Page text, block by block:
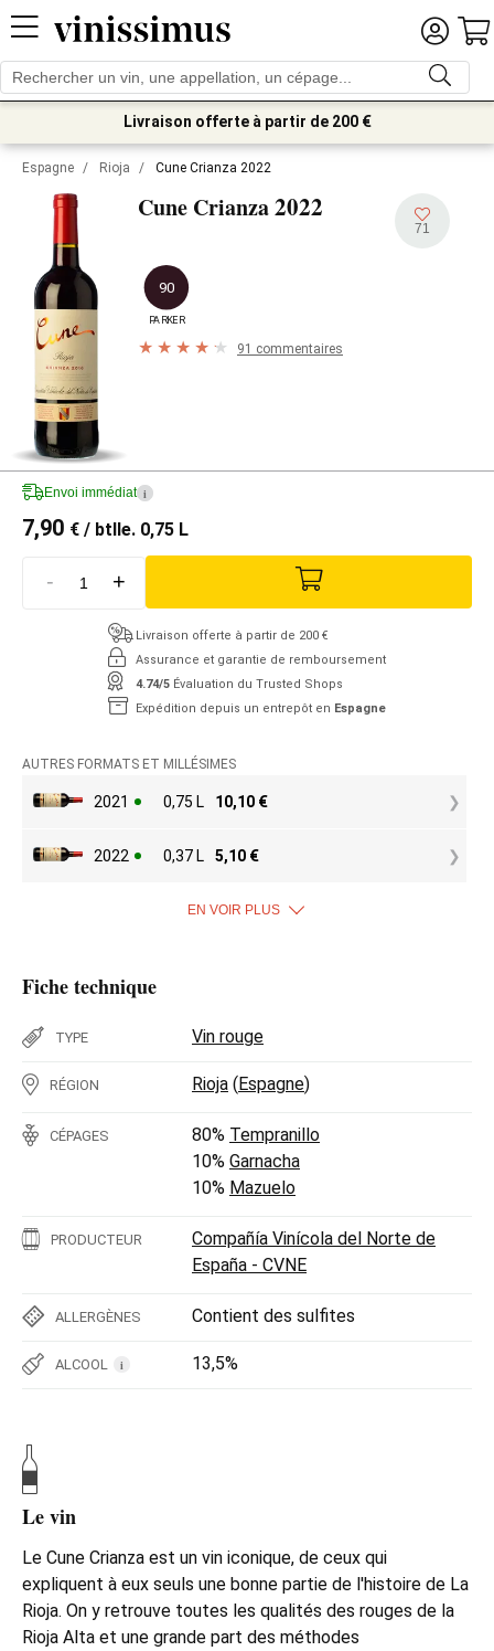
Livraison offerte à partir de 200 €
Espagne / Rioja / Cune Crianza 2022
Cune Crianza2022
71
90
PARKER
91 commentaires
Envoi immédiat i
7,90 € / btlle. 0,75 L
- +
Livraison offerte à partir de 200 €
Assurance et garantie de remboursement
4.74/5 Évaluation du Trusted Shops
Expédition depuis un entrepôt en Espagne
AUTRES FORMATS ET MILLÉSIMES
2021 0,75 L 10,10 €
2022 0,37 L 5,10 €
EN VOIR PLUS
Fiche technique
TYPE Vin rouge
RÉGION Rioja (Espagne)
CÉPAGES 80% Tempranillo
10% Garnacha
10% Mazuelo
PRODUCTEUR
Compañía Vinícola del Norte de
España - CVNE
ALLERGÈNES Contient des sulfites
ALCOOL i 13,5%
Le vin
Le Cune Crianza est un vin iconique, de ceux qui
expliquent à eux seuls une bonne partie de l'histoire de La
Rioja. On y retrouve toutes les qualités des rouges de la
Rioja Alta et une grande part des méthodes